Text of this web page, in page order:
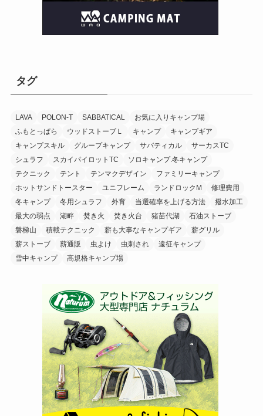
タグ
LAVA POLON-T SABBATICAL
お気に入りキャンプ場
ふもとっぱら
ウッドストーブＬ キャンプ
キャンプギア
キャンプスキル
グループキャンプ サバティカル
サーカスTC
シュラフ
スカイパイロットTC
ソロキャンプ.冬キャンプ
テクニック
テント テンマクデザイン
ファミリーキャンプ
ホットサンドトースター
ユニフレーム ランドロックM
修理費用
冬キャンプ
冬用シュラフ 外育 当選確率を上げる方法
撥水加工
最大の弱点
湖畔 焚き火 焚き火台 猪苗代湖
石油ストーブ
磐梯山
積載テクニック 薪も大事なキャンプギア
薪グリル
薪ストーブ
薪通販 虫よけ 虫刺され
遠征キャンプ
雪中キャンプ
高規格キャンプ場